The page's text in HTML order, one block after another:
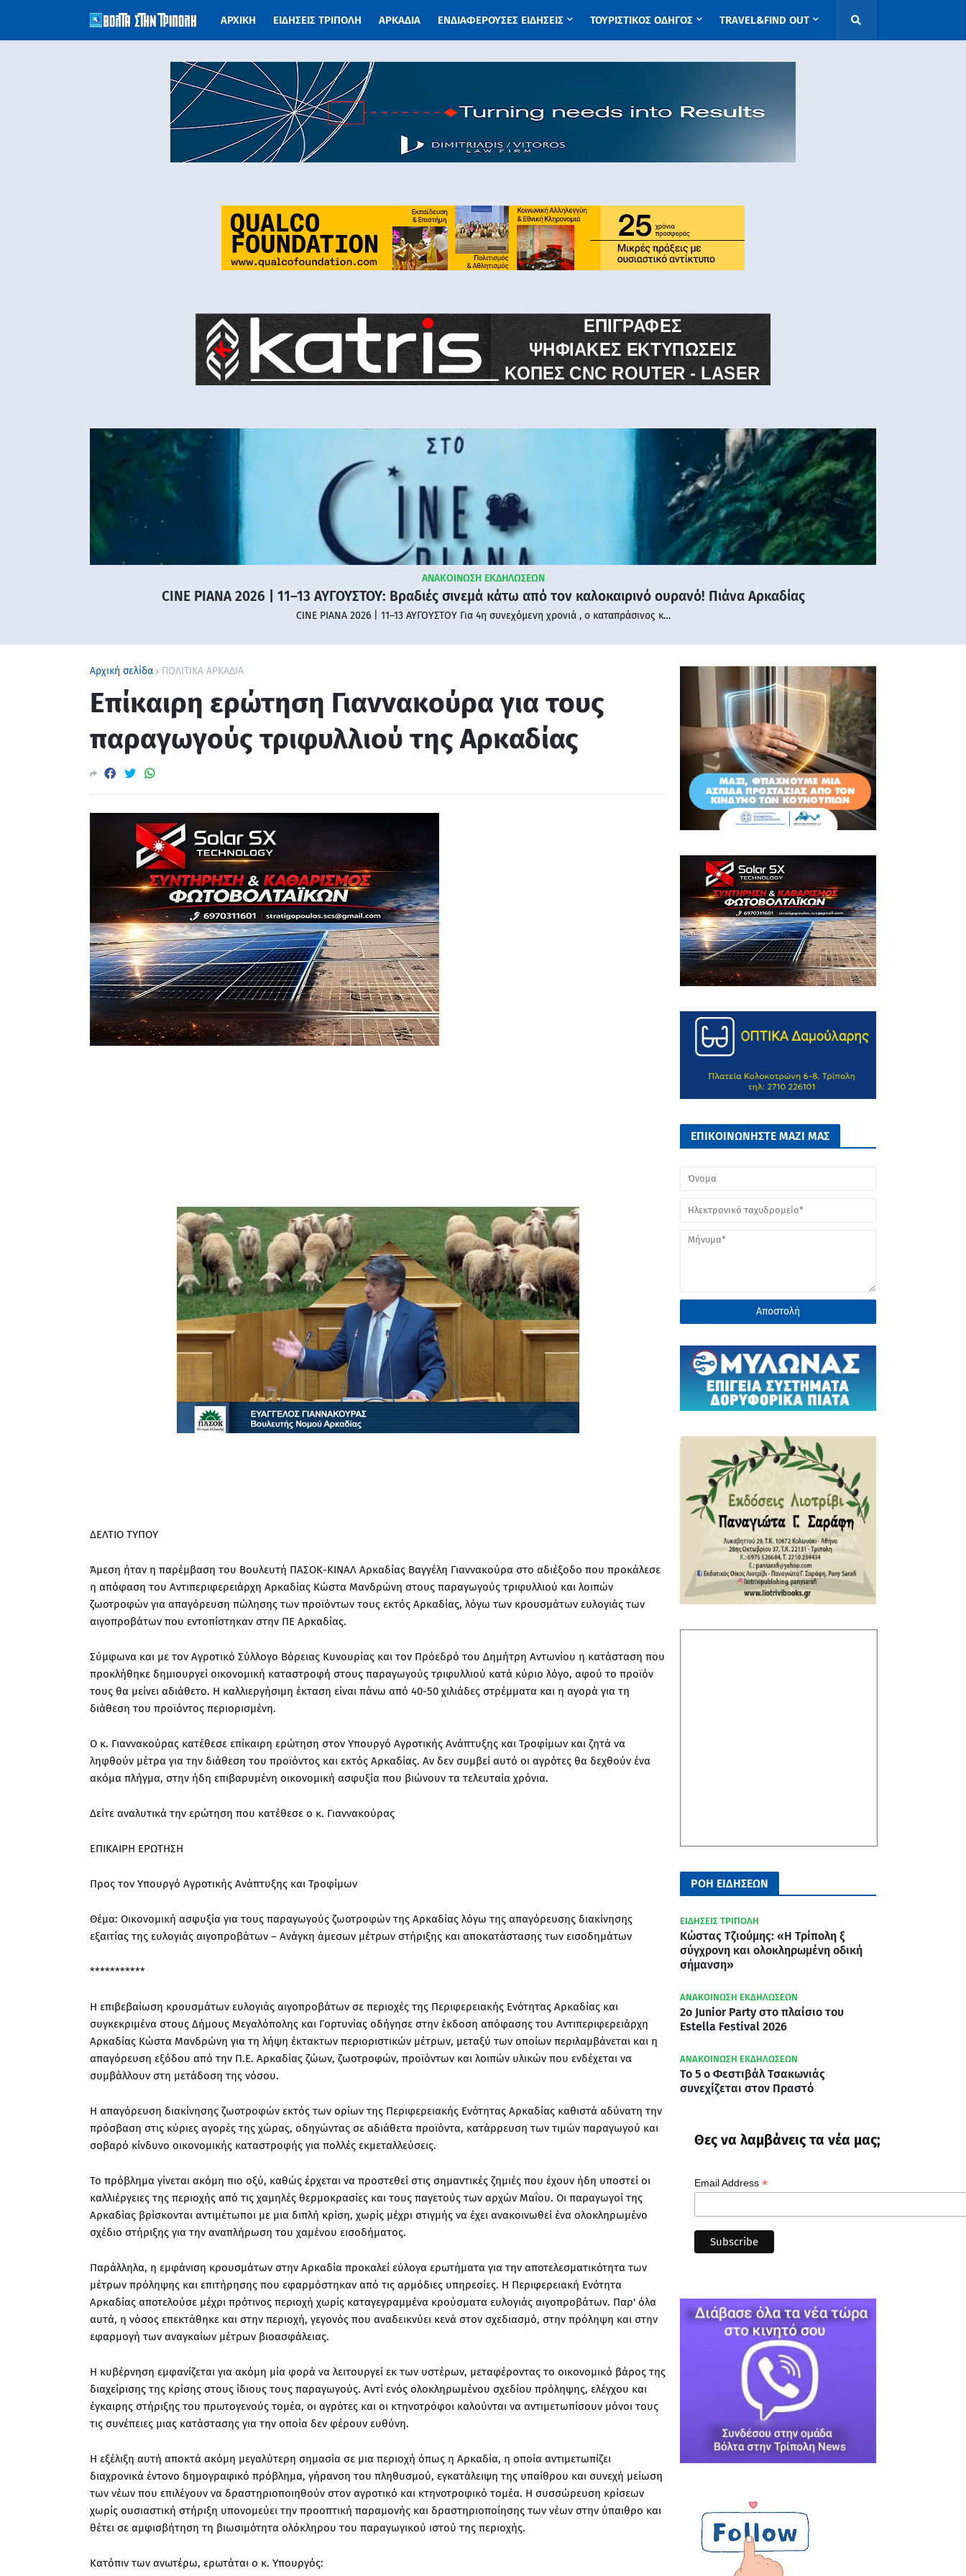
ΑΡΧΙΚΗ ΕΙΔΗΣΕΙΣ ΤΡΙΠΟΛΗ ΑΡΚΑΔΙΑ ΕΝΔΙΑΦΕΡΟΥΣΕΣ ΕΙΔΗΣΕΙΣ ΤΟΥΡΙΣΤΙΚΟΣ ΟΔΗΓΟΣ TRAVEL&FIND OUT
ΑΝΑΚΟΙΝΩΣΗ ΕΚΔΗΛΩΣΕΩΝ
CINE PIANA 2026 | 11–13 ΑΥΓΟΥΣΤΟΥ: Βραδιές σινεμά κάτω από τον καλοκαιρινό ουρανό! Πιάνα Αρκαδίας
CINE PIANA 2026 | 11–13 ΑΥΓΟΥΣΤΟΥ Για 4η συνεχόμενη χρονιά , ο καταπράσινος κ…
Αρχική σελίδα ΠΟΛΙΤΙΚΑ ΑΡΚΑΔΙΑ
Επίκαιρη ερώτηση Γιαννακούρα για τους
παραγωγούς τριφυλλιού της Αρκαδίας
ΔΕΛΤΙΟ ΤΥΠΟΥ
Άμεση ήταν η παρέμβαση του Βουλευτή ΠΑΣΟΚ-ΚΙΝΑΛ Αρκαδίας Βαγγέλη Γιαννακούρα στο αδιέξοδο που προκάλεσε
η απόφαση του Αντιπεριφερειάρχη Αρκαδίας Κώστα Μανδρώνη στους παραγωγούς τριφυλλιού και λοιπών
ζωοτροφών για απαγόρευση πώλησης των προϊόντων τους εκτός Αρκαδίας, λόγω των κρουσμάτων ευλογιάς των
αιγοπροβάτων που εντοπίστηκαν στην ΠΕ Αρκαδίας.
Σύμφωνα και με τον Αγροτικό Σύλλογο Βόρειας Κυνουρίας και τον Πρόεδρό του Δημήτρη Αντωνίου η κατάσταση που
προκλήθηκε δημιουργεί οικονομική καταστροφή στους παραγωγούς τριφυλλιού κατά κύριο λόγο, αφού το προϊόν
τους θα μείνει αδιάθετο. Η καλλιεργήσιμη έκταση είναι πάνω από 40-50 χιλιάδες στρέμματα και η αγορά για τη
διάθεση του προϊόντος περιορισμένη.
Ο κ. Γιαννακούρας κατέθεσε επίκαιρη ερώτηση στον Υπουργό Αγροτικής Ανάπτυξης και Τροφίμων και ζητά να
ληφθούν μέτρα για την διάθεση του προϊόντος και εκτός Αρκαδίας. Αν δεν συμβεί αυτό οι αγρότες θα δεχθούν ένα
ακόμα πλήγμα, στην ήδη επιβαρυμένη οικονομική ασφυξία που βιώνουν τα τελευταία χρόνια.
Δείτε αναλυτικά την ερώτηση που κατέθεσε ο κ. Γιαννακούρας
ΕΠΙΚΑΙΡΗ ΕΡΩΤΗΣΗ
Προς τον Υπουργό Αγροτικής Ανάπτυξης και Τροφίμων
Θέμα: Οικονομική ασφυξία για τους παραγωγούς ζωοτροφών της Αρκαδίας λόγω της απαγόρευσης διακίνησης
εξαιτίας της ευλογιάς αιγοπροβάτων – Ανάγκη άμεσων μέτρων στήριξης και αποκατάστασης των εισοδημάτων
***********
Η επιβεβαίωση κρουσμάτων ευλογιάς αιγοπροβάτων σε περιοχές της Περιφερειακής Ενότητας Αρκαδίας και
συγκεκριμένα στους Δήμους Μεγαλόπολης και Γορτυνίας οδήγησε στην έκδοση απόφασης του Αντιπεριφερειάρχη
Αρκαδίας Κώστα Μανδρώνη για τη λήψη έκτακτων περιοριστικών μέτρων, μεταξύ των οποίων περιλαμβάνεται και η
απαγόρευση εξόδου από την Π.Ε. Αρκαδίας ζώων, ζωοτροφών, προϊόντων και λοιπών υλικών που ενδέχεται να
συμβάλλουν στη μετάδοση της νόσου.
Η απαγόρευση διακίνησης ζωοτροφών εκτός των ορίων της Περιφερειακής Ενότητας Αρκαδίας καθιστά αδύνατη την
πρόσβαση στις κύριες αγορές της χώρας, οδηγώντας σε αδιάθετα προϊόντα, κατάρρευση των τιμών παραγωγού και
σοβαρό κίνδυνο οικονομικής καταστροφής για πολλές εκμεταλλεύσεις.
Το πρόβλημα γίνεται ακόμη πιο οξύ, καθώς έρχεται να προστεθεί στις σημαντικές ζημιές που έχουν ήδη υποστεί οι
καλλιέργειες της περιοχής από τις χαμηλές θερμοκρασίες και τους παγετούς των αρχών Μαΐου. Οι παραγωγοί της
Αρκαδίας βρίσκονται αντιμέτωποι με μια διπλή κρίση, χωρίς μέχρι στιγμής να έχει ανακοινωθεί ένα ολοκληρωμένο
σχέδιο στήριξης για την αναπλήρωση του χαμένου εισοδήματος.
Παράλληλα, η εμφάνιση κρουσμάτων στην Αρκαδία προκαλεί εύλογα ερωτήματα για την αποτελεσματικότητα των
μέτρων πρόληψης και επιτήρησης που εφαρμόστηκαν από τις αρμόδιες υπηρεσίες. Η Περιφερειακή Ενότητα
Αρκαδίας αποτελούσε μέχρι πρότινος περιοχή χωρίς καταγεγραμμένα κρούσματα ευλογιάς αιγοπροβάτων. Παρ' όλα
αυτά, η νόσος επεκτάθηκε και στην περιοχή, γεγονός που αναδεικνύει κενά στον σχεδιασμό, στην πρόληψη και στην
εφαρμογή των αναγκαίων μέτρων βιοασφάλειας.
Η κυβέρνηση εμφανίζεται για ακόμη μία φορά να λειτουργεί εκ των υστέρων, μεταφέροντας το οικονομικό βάρος της
διαχείρισης της κρίσης στους ίδιους τους παραγωγούς. Αντί ενός ολοκληρωμένου σχεδίου πρόληψης, ελέγχου και
έγκαιρης στήριξης του πρωτογενούς τομέα, οι αγρότες και οι κτηνοτρόφοι καλούνται να αντιμετωπίσουν μόνοι τους
τις συνέπειες μιας κατάστασης για την οποία δεν φέρουν ευθύνη.
Η εξέλιξη αυτή αποκτά ακόμη μεγαλύτερη σημασία σε μια περιοχή όπως η Αρκαδία, η οποία αντιμετωπίζει
διαχρονικά έντονο δημογραφικό πρόβλημα, γήρανση του πληθυσμού, εγκατάλειψη της υπαίθρου και συνεχή μείωση
των νέων που επιλέγουν να δραστηριοποιηθούν στον αγροτικό και κτηνοτροφικό τομέα. Η συσσώρευση κρίσεων
χωρίς ουσιαστική στήριξη υπονομεύει την προοπτική παραμονής και δραστηριοποίησης των νέων στην ύπαιθρο και
θέτει σε αμφισβήτηση τη βιωσιμότητα ολόκληρου του παραγωγικού ιστού της περιοχής.
Κατόπιν των ανωτέρω, ερωτάται ο κ. Υπουργός:
ΕΠΙΚΟΙΝΩΝΗΣΤΕ ΜΑΖΙ ΜΑΣ
ΡΟΗ ΕΙΔΗΣΕΩΝ
ΕΙΔΗΣΕΙΣ ΤΡΙΠΟΛΗ
Κώστας Τζιούμης: «Η Τρίπολη ξ
σύγχρονη και ολοκληρωμένη οδική
σήμανση»
ΑΝΑΚΟΙΝΩΣΗ ΕΚΔΗΛΩΣΕΩΝ
2ο Junior Party στο πλαίσιο του
Estella Festival 2026
ΑΝΑΚΟΙΝΩΣΗ ΕΚΔΗΛΩΣΕΩΝ
Το 5 ο Φεστιβάλ Τσακωνιάς
συνεχίζεται στον Πραστό
Θες να λαμβάνεις τα νέα μας;
Email Address *